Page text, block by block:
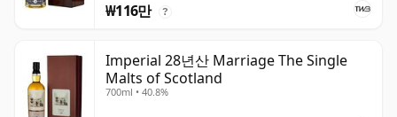
₩116만 ?
Imperial 28년산 Marriage The Single
Malts of Scotland
700ml • 40.8%